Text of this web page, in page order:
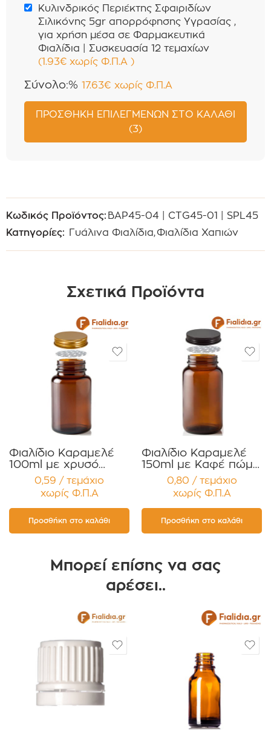
Κυλινδρικός Περιέκτης Σφαιριδίων
Σιλικόνης 5gr απορρόφησης Υγρασίας ,
για χρήση μέσα σε Φαρμακευτικά
Φιαλίδια | Συσκευασία 12 τεμαχίων
(1.93€ χωρίς Φ.Π.Α )
Σύνολο:% 17.63€ χωρίς Φ.Π.Α
ΠΡΟΣΘΉΚΗ ΕΠΙΛΕΓΜΈΝΩΝ ΣΤΟ ΚΑΛΆΘΙ
(3)
Κωδικός Προϊόντος: BAP45-04 | CTG45-01 | SPL45
Κατηγορίες: Γυάλινα Φιαλίδια,Φιαλίδια Χαπιών
Σχετικά Προϊόντα
Φιαλίδιο Καραμελέ
100ml με χρυσό
πώμα Αλουμ. για
Χάπια ,Βιταμίνες
Συμπληρώματα
Διατροφής
Συσκευασία 12
τεμαχίων
0,59 / τεμάχιο
χωρίς Φ.Π.Α
Προσθήκη στο καλάθι
Φιαλίδιο Καραμελέ
150ml με Καφέ πώμα
για Χάπια , Βιταμίνες
Συμπληρώματα
Διατροφής
Συσκευασία 12
τεμαχίων
0,80 / τεμάχιο
χωρίς Φ.Π.Α
Προσθήκη στο καλάθι
Μπορεί επίσης να σας
αρέσει..